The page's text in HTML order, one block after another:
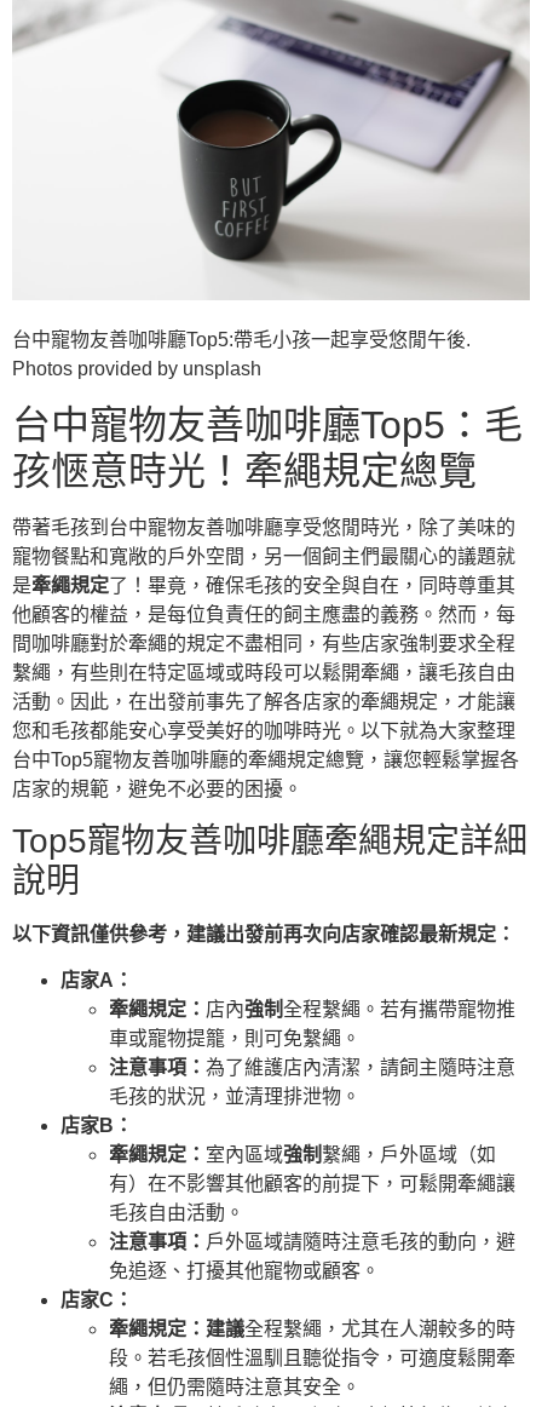
台中寵物友善咖啡廳Top5:帶毛小孩一起享受悠閒午後.
Photos provided by unsplash
台中寵物友善咖啡廳Top5：毛
孩愜意時光！牽繩規定總覽
帶著毛孩到台中寵物友善咖啡廳享受悠閒時光，除了美味的
寵物餐點和寬敞的戶外空間，另一個飼主們最關心的議題就
是牽繩規定了！畢竟，確保毛孩的安全與自在，同時尊重其
他顧客的權益，是每位負責任的飼主應盡的義務。然而，每
間咖啡廳對於牽繩的規定不盡相同，有些店家強制要求全程
繫繩，有些則在特定區域或時段可以鬆開牽繩，讓毛孩自由
活動。因此，在出發前事先了解各店家的牽繩規定，才能讓
您和毛孩都能安心享受美好的咖啡時光。以下就為大家整理
台中Top5寵物友善咖啡廳的牽繩規定總覽，讓您輕鬆掌握各
店家的規範，避免不必要的困擾。
Top5寵物友善咖啡廳牽繩規定詳細
說明
以下資訊僅供參考，建議出發前再次向店家確認最新規定：
店家A：
牽繩規定： 店內強制全程繫繩。若有攜帶寵物推
車或寵物提籠，則可免繫繩。
注意事項： 為了維護店內清潔，請飼主隨時注意
毛孩的狀況，並清理排泄物。
店家B：
牽繩規定： 室內區域強制 繫繩，戶外區域（如
有）在不影響其他顧客的前提下，可鬆開牽繩讓
毛孩自由活動。
注意事項： 戶外區域請隨時注意毛孩的動向，避
免追逐、打擾其他寵物或顧客。
店家C：
牽繩規定： 建議全程繫繩，尤其在人潮較多的時
段。若毛孩個性溫馴且聽從指令，可適度鬆開牽
繩，但仍需隨時注意其安全。